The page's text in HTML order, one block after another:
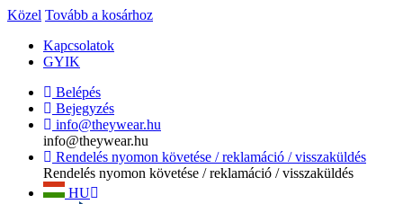
Közel Tovább a kosárhoz
Kapcsolatok
GYIK
Belépés
Bejegyzés
info@theywear.hu
info@theywear.hu
Rendelés nyomon követése / reklamáció / visszaküldés
Rendelés nyomon követése / reklamáció / visszaküldés
HU